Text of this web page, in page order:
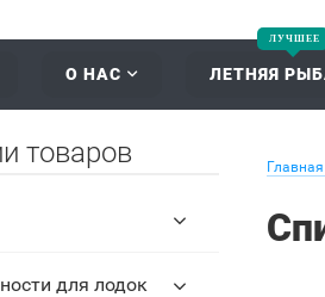
О НАС ЛЕТНЯЯ
Главная
товаров
для лодок